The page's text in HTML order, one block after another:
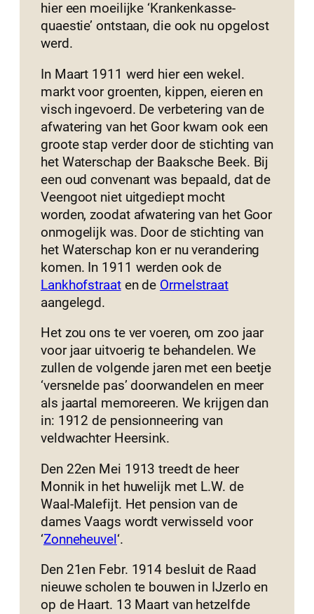
hier een moeilijke ‘Krankenkasse-
quaestie’ ontstaan, die ook nu opgelost
werd.
In Maart 1911 werd hier een wekel.
markt voor groenten, kippen, eieren en
visch ingevoerd. De verbetering van de
afwatering van het Goor kwam ook een
groote stap verder door de stichting van
het Waterschap der Baaksche Beek. Bij
een oud convenant was bepaald, dat de
Veengoot niet uitgediept mocht
worden, zoodat afwatering van het Goor
onmogelijk was. Door de stichting van
het Waterschap kon er nu verandering
komen. In 1911 werden ook de
Lankhofstraaten de Ormelstraat
aangelegd.
Het zou ons te ver voeren, om zoo jaar
voor jaar uitvoerig te behandelen. We
zullen de volgende jaren met een beetje
‘versnelde pas’ doorwandelen en meer
als jaartal memoreeren. We krijgen dan
in: 1912 de pensionneering van
veldwachter Heersink.
Den 22en Mei 1913 treedt de heer
Monnik in het huwelijk met L.W. de
Waal-Malefijt. Het pension van de
dames Vaags wordt verwisseld voor
‘Zonneheuvel‘.
Den 21en Febr. 1914 besluit de Raad
nieuwe scholen te bouwen in IJzerlo en
op de Haart. 13 Maart van hetzelfde